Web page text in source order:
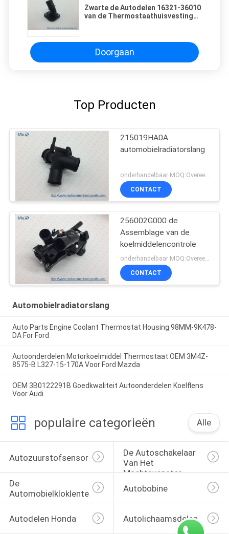
Zwarte de Autodelen 16321-36010
van de Thermostaathuisvesting
Inhamwater het Plastiek van de de
Omleidingspijp
Doorgaan
Top Producten
215019HA0A
automobielradiatorslang
onderhandelbaar MOQ:Overeen te komen
CONTACT
256002G000 de
Assemblage van de
koelmiddelencontrole
onderhandelbaar MOQ:Overeen te komen
CONTACT
Automobielradiatorslang
Auto Parts Engine Coolant Thermostat Housing 98MM-9K478-
DA For Ford
Autoonderdelen Motorkoelmiddel Thermostaat OEM 3M4Z-
8575-B L327-15-170A Voor Ford Mazda
OEM 3B0122291B Goedkwaliteit Autoonderdelen Koelflens
Voor Audi
populaire categorieën Alle
Autozuurstofsensor
De Autoschakelaar
Van Het
Machtsvenster
De
Automobielkloklente
Autobobine
Autodelen Honda Autolichaamsdelen